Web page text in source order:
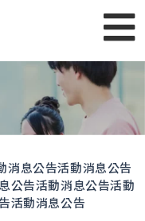
消息公告活動消息公告
公告活動消息公告活動
活動消息公告